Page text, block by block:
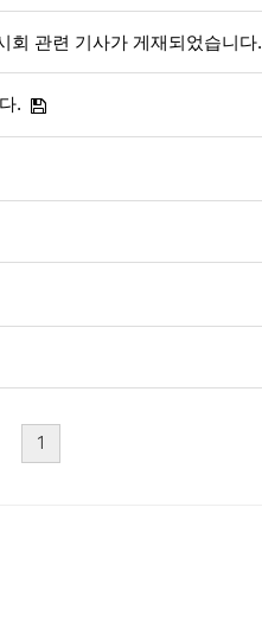
회 관련 기사가 게재되었습니다.
.
1